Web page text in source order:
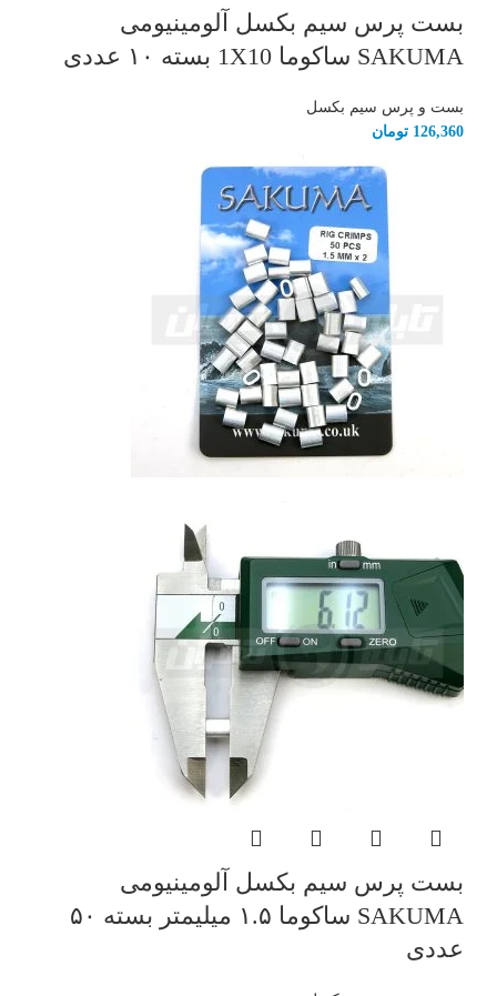
بست پرس سیم بکسل آلومینیومی
SAKUMA ساکوما 1X10 بسته ۱۰ عددی
بست و پرس سیم بکسل
126,360 تومان
بست پرس سیم بکسل آلومینیومی
SAKUMA ساکوما ۱.۵ میلیمتر بسته ۵۰
عددی